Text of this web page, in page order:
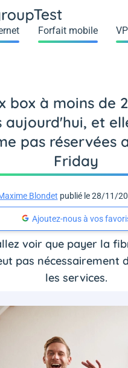
Forfait mobile
box à moins de
aujourd'hui, et
pas réservées
Friday
Blondet publié le 28/11/
Ajoutez-nous à vos
voir que payer la
pas nécessairement
les services.